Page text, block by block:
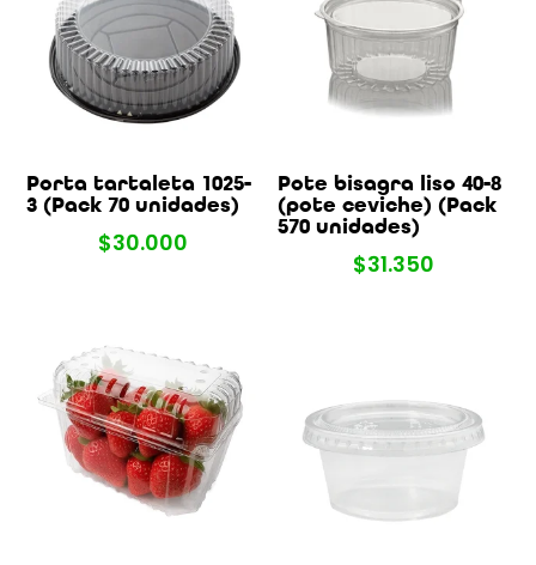
Porta tartaleta 1025-
3 (Pack 70 unidades)
$30.000
Pote bisagra liso 40-8
(pote ceviche) (Pack
570 unidades)
$31.350